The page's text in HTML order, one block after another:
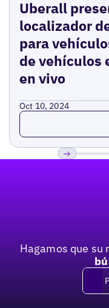
Uberall
localizador
para
de vehículos
en vivo
Oct 10, 2024
Read more
Hagamos que su
Pide